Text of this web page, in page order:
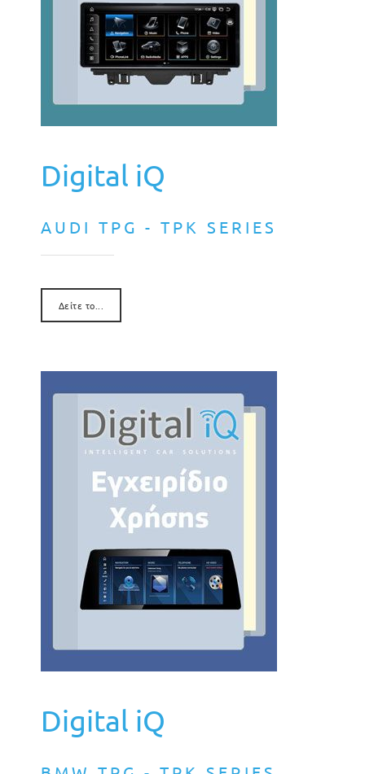
Digital iQ
AUDI TPG - TPK SERIES
Δείτε το...
Digital iQ